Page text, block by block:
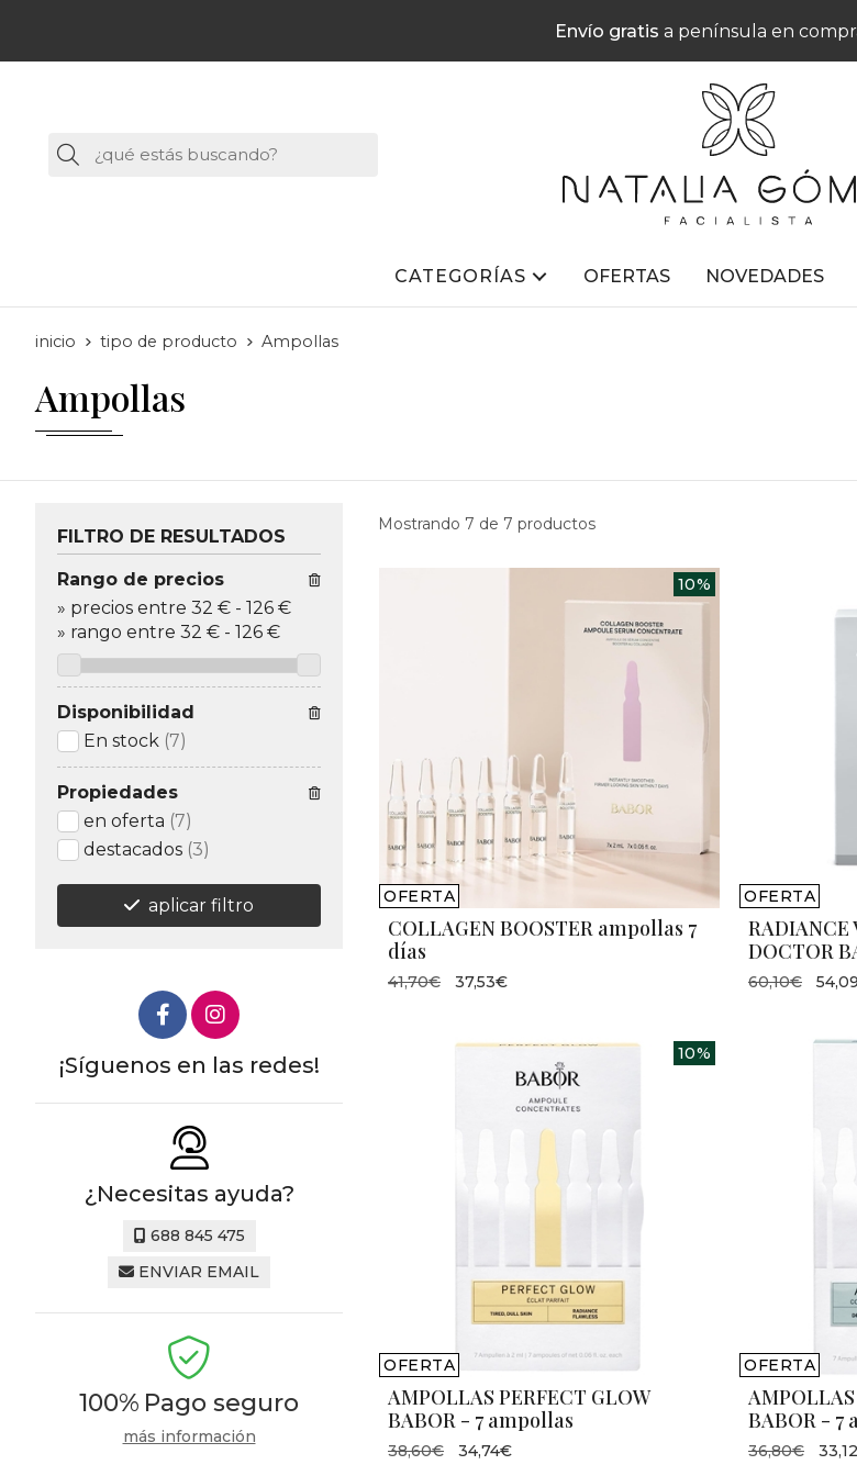
Envío gratis a península en
Buscar
CATEGORÍAS OFERTAS NOVEDADES
inicio tipo de producto Ampollas
Ampollas
Mostrando 7 de 7 productos
10%
OFERTA
COLLAGEN BOOSTER ampollas 7
días
41,70€ 37,53€
OFERTA
RADIANCE
DOCTOR
60,10€
10%
OFERTA
AMPOLLAS PERFECT GLOW
BABOR - 7 ampollas
38,60€ 34,74€
OFERTA
BABOR - 7
36,80€
FILTRO DE RESULTADOS
Rango de precios
» precios entre 32 € - 126 €
» rango entre 32 € - 126 €
Disponibilidad
En stock (7)
Propiedades
en oferta (7)
destacados (3)
aplicar filtro
¡Síguenos en las redes!
¿Necesitas ayuda?
688 845 475
ENVIAR EMAIL
100% Pago seguro
más información